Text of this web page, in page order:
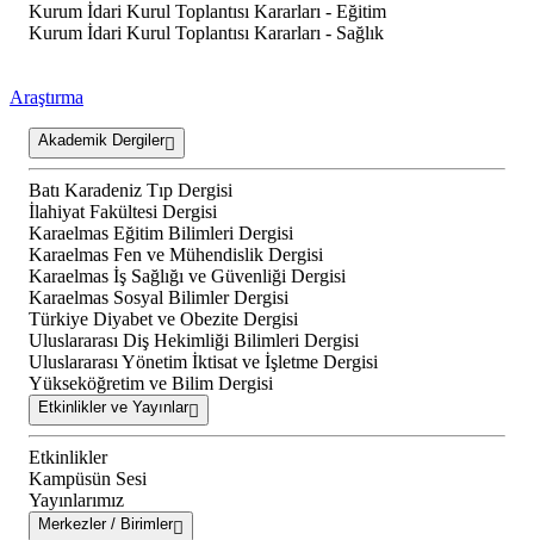
Kurum İdari Kurul Toplantısı Kararları - Eğitim
Kurum İdari Kurul Toplantısı Kararları - Sağlık
Araştırma
Akademik Dergiler
Batı Karadeniz Tıp Dergisi
İlahiyat Fakültesi Dergisi
Karaelmas Eğitim Bilimleri Dergisi
Karaelmas Fen ve Mühendislik Dergisi
Karaelmas İş Sağlığı ve Güvenliği Dergisi
Karaelmas Sosyal Bilimler Dergisi
Türkiye Diyabet ve Obezite Dergisi
Uluslararası Diş Hekimliği Bilimleri Dergisi
Uluslararası Yönetim İktisat ve İşletme Dergisi
Yükseköğretim ve Bilim Dergisi
Etkinlikler ve Yayınlar
Etkinlikler
Kampüsün Sesi
Yayınlarımız
Merkezler / Birimler